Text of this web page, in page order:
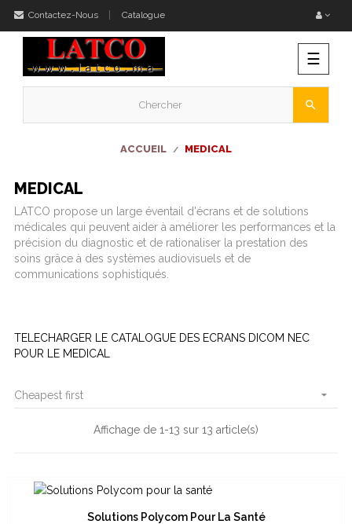
Contactez-Nous Catalogue
la
☰
search
ACCUEIL MEDICAL
MEDICAL
LATCO propose un large éventail d'écrans et de solutions
médicales qui peuvent aider à améliorer les performances et la
précision du diagnostic et de rationaliser la prestation des
soins grâce à des systèmes audiovisuels et de
communications sophistiqués.
TELECHARGER LE CATALOGUE DES ECRANS DICOM NEC
POUR LE MEDICAL
Cheapest first 
Affichage de 1-13 sur 13 article(s)
Solutions Polycom Pour La Santé